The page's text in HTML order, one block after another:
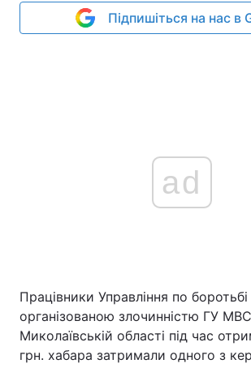
Підпишіться на нас в
ad
Працівники Управління по боротьбі
організованою злочинністю ГУ
Миколаївській області під час
грн. хабара затримали одного з